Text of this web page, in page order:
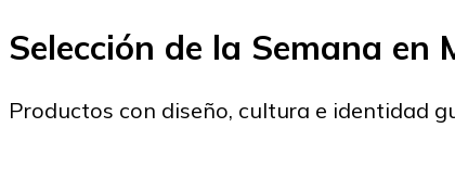
Selección de la Semana en
Productos con diseño, cultura e identidad